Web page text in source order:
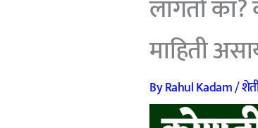
लागतो
माहिती
ByRahul Kadam/